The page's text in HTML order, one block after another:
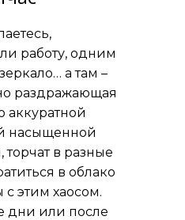
работу, одним
а там –
раздражающая
аккуратной
насыщенной
в разные
в облако
этим хаосом.
дни или после